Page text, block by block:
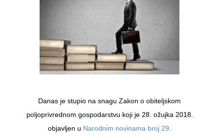
Danas je stupio na snagu Zakon o obiteljskom
poljoprivrednom gospodarstvu koji je 28. ožujka 2018.
objavljen u Narodnim novinama broj 29